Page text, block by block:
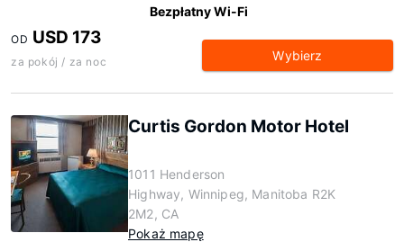
Bezpłatny Wi-Fi
OD USD 173
za pokój / za noc Wybierz
Curtis Gordon Motor Hotel
1011 Henderson
Highway, Winnipeg, Manitoba R2K
2M2, CA
Pokaż mapę